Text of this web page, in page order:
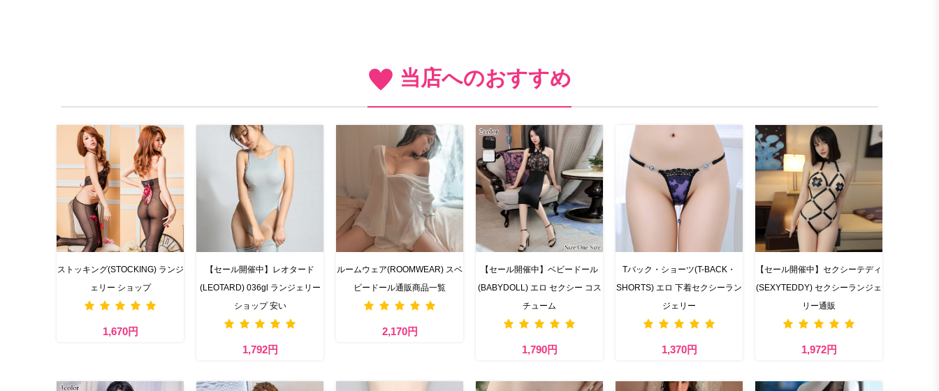
当店へのおすすめ
ストッキング(STOCKING) ランジ
ェリー ショップ
1,670円
【セール開催中】レオタード
(LEOTARD) 036gl ランジェリー
ショップ 安い
1,792円
ルームウェア(ROOMWEAR) スベ
ビードール通販商品一覧
2,170円
【セール開催中】ベビードール
(BABYDOLL) エロ セクシー コス
チューム
1,790円
Tバック・ショーツ(T-BACK・
SHORTS) エロ 下着セクシーラン
ジェリー
1,370円
【セール開催中】セクシーテディ
(SEXYTEDDY) セクシーランジェ
リー通販
1,972円